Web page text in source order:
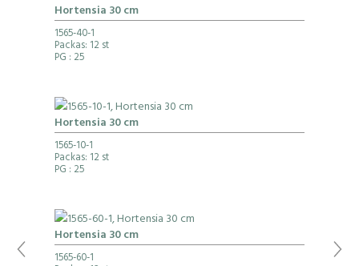
Hortensia 30 cm
1565-40-1
Packas: 12 st
PG : 25
Hortensia 30 cm
1565-10-1
Packas: 12 st
PG : 25
Hortensia 30 cm
1565-60-1